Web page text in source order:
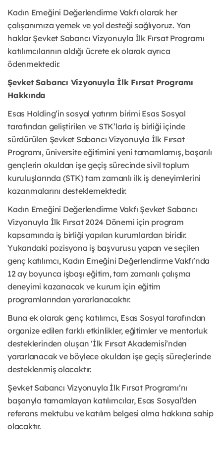
Kadın Emeğini Değerlendirme Vakfı olarak her
çalışanımıza yemek ve yol desteği sağlıyoruz. Yan
haklar Şevket Sabancı Vizyonuyla İlk Fırsat Programı
katılımcılarının aldığı ücrete ek olarak ayrıca
ödenmektedir.
Şevket Sabancı Vizyonuyla İlk Fırsat Programı
Hakkında
Esas Holding’in sosyal yatırım birimi Esas Sosyal
tarafından geliştirilen ve STK’larla iş birliği içinde
sürdürülen Şevket Sabancı Vizyonuyla İlk Fırsat
Programı, üniversite eğitimini yeni tamamlamış, başarılı
gençlerin okuldan işe geçiş sürecinde sivil toplum
kuruluşlarında (STK) tam zamanlı ilk iş deneyimlerini
kazanmalarını desteklemektedir.
Kadın Emeğini Değerlendirme Vakfı Şevket Sabancı
Vizyonuyla İlk Fırsat 2024 Dönemi için program
kapsamında iş birliği yapılan kurumlardan biridir.
Yukarıdaki pozisyona iş başvurusu yapan ve seçilen
genç katılımcı, Kadın Emeğini Değerlendirme Vakfı’nda
12 ay boyunca işbaşı eğitim, tam zamanlı çalışma
deneyimi kazanacak ve kurum için eğitim
programlarından yararlanacaktır.
Buna ek olarak genç katılımcı, Esas Sosyal tarafından
organize edilen farklı etkinlikler, eğitimler ve mentorluk
desteklerinden oluşan ‘İlk Fırsat Akademisi’nden
yararlanacak ve böylece okuldan işe geçiş süreçlerinde
desteklenmiş olacaktır.
Şevket Sabancı Vizyonuyla İlk Fırsat Programı’nı
başarıyla tamamlayan katılımcılar, Esas Sosyal’den
referans mektubu ve katılım belgesi alma hakkına sahip
olacaktır.